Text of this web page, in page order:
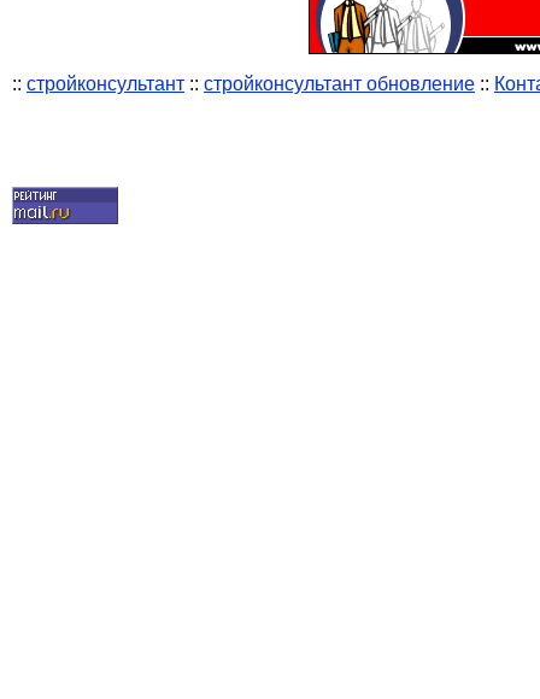
:: стройконсультант :: стройконсультант обновление ::